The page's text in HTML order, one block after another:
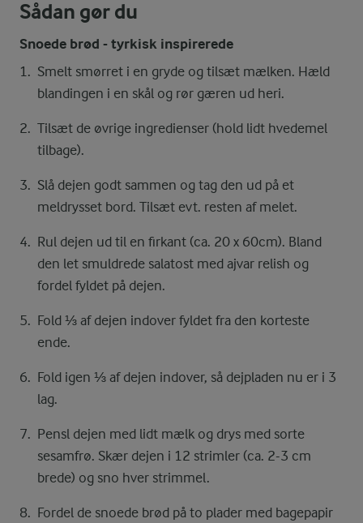
Sådan gør du
Snoede brød - tyrkisk inspirerede
Smelt smørret i en gryde og tilsæt mælken. Hæld
blandingen i en skål og rør gæren ud heri.
Tilsæt de øvrige ingredienser (hold lidt hvedemel
tilbage).
Slå dejen godt sammen og tag den ud på et
meldrysset bord. Tilsæt evt. resten af melet.
Rul dejen ud til en firkant (ca. 20 x 60cm). Bland
den let smuldrede salatost med ajvar relish og
fordel fyldet på dejen.
Fold ⅓ af dejen indover fyldet fra den korteste
ende.
Fold igen ⅓ af dejen indover, så dejpladen nu er i 3
lag.
Pensl dejen med lidt mælk og drys med sorte
sesamfrø. Skær dejen i 12 strimler (ca. 2-3 cm
brede) og sno hver strimmel.
Fordel de snoede brød på to plader med bagepapir